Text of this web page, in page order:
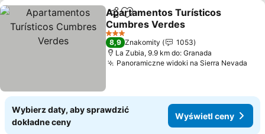
Udostępnij
Dodaj do ulubionych
Apartamentos Turísticos
Cumbres Verdes
Wyświetl ceny
3 Kategoria
8,9 Znakomity
1053
La Zubia, 9.9 km do: Granada
Panoramiczne widoki na Sierra Nevada
Wybierz daty, aby sprawdzić
dokładne ceny
Wyświetl ceny